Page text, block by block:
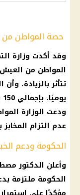
حصة المواطن
وقد أكدت وزارة
المواطن من العيش
ودعت الوزارة
عدم التزام
الحكومة ودعم
وأعلن الدكتور